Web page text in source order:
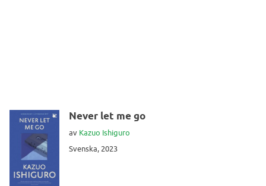
Never let me go
av Kazuo Ishiguro
Svenska, 2023